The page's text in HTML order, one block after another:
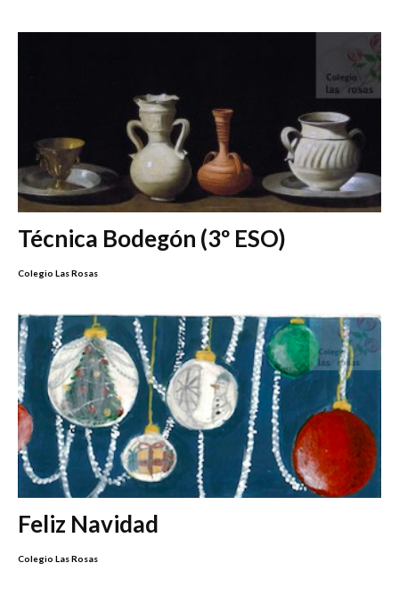
Técnica Bodegón (3º ESO)
Colegio Las Rosas
Feliz Navidad
Colegio Las Rosas